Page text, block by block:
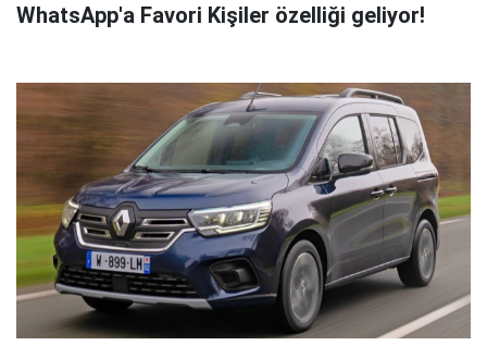
WhatsApp'a Favori Kişiler özelliği geliyor!